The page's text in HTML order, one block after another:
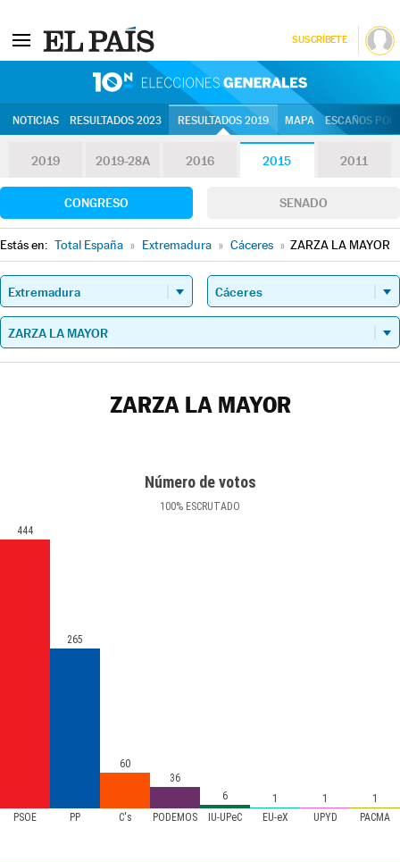
SUSCRÍBETE
NOTICIAS RESULTADOS 2023 RESULTADOS 2019 MAPA ESCAÑOS
2019 2019-28A 2016 2015 2011
CONGRESO SENADO
Estás en: Total España » Extremadura » Cáceres » ZARZA LA MAYOR
ZARZA LA MAYOR
Número de votos
100% ESCRUTADO
PSOE PP C's PODEMOS IU-UPeC EU-eX UPYD PACMA
444
265
60
36
6
1 1 1